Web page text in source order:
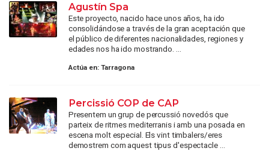
Agustín Spa
Este proyecto, nacido hace unos años, ha ido
consolidándose a través de la gran aceptación que
el público de diferentes nacionalidades, regiones y
edades nos ha ido mostrando. ...
Actúa en: Tarragona
Percissió COP de CAP
Presentem un grup de percussió novedós que
parteix de ritmes mediterranis i amb una posada en
escena molt especial. Els vint timbalers/eres
demostrem com aquest tipus d'espectacle ...